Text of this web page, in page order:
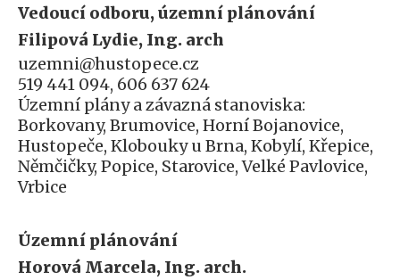
Vedoucí odboru, územní plánování
Filipová Lydie, Ing. arch
uzemni@hustopece.cz
519 441 094, 606 637 624
Územní plány a závazná stanoviska:
Borkovany, Brumovice, Horní Bojanovice,
Hustopeče, Klobouky u Brna, Kobylí, Křepice,
Němčičky, Popice, Starovice, Velké Pavlovice,
Vrbice
Územní plánování
Horová Marcela, Ing. arch.